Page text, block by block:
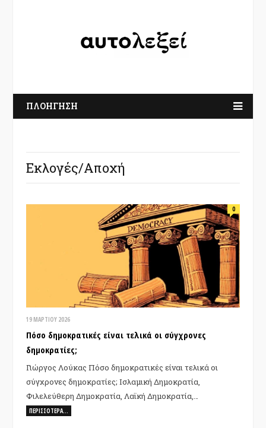
ΠΛΟΗΓΗΣΗ
Εκλογές/Αποχή
19 ΜΑΡΤΊΟΥ 2026
0
Πόσο δημοκρατικές είναι τελικά οι σύγχρονες
δημοκρατίες;
Γιώργος Λούκας Πόσο δημοκρατικές είναι τελικά οι
σύγχρονες δημοκρατίες; Ισλαμική Δημοκρατία,
Φιλελεύθερη Δημοκρατία, Λαϊκή Δημοκρατία,…
ΠΕΡΙΣΣΌΤΕΡΑ…